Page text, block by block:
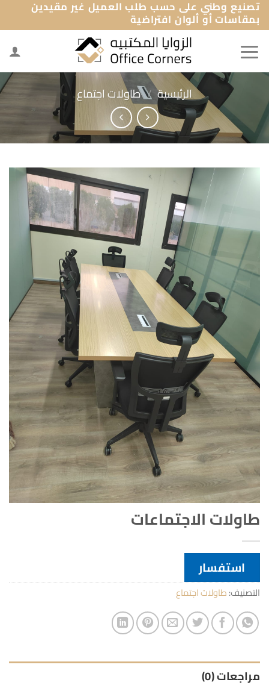
تخطي
للمحتوى
تصنيع وطني على حسب طلب العميل غير مقيدين
بمقاسات أو ألوان افتراضية
الرئيسية / طاولات اجتماع
طاولات الاجتماعات
استفسار
التصنيف:طاولات اجتماع
مراجعات (0)